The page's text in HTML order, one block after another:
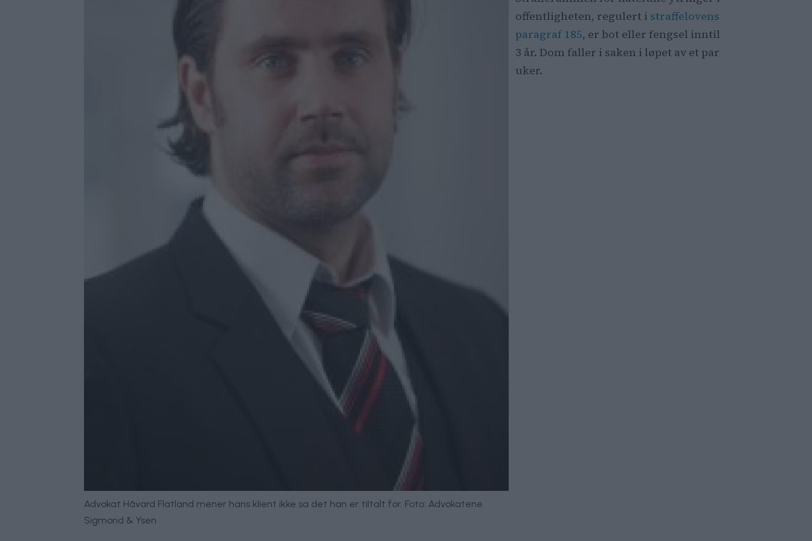
Advokat Håvard Flatland mener hans klient ikke sa det han er tiltalt for. Foto: Advokatene
Sigmond & Ysen
offentligheten, regulert i straffelovens
paragraf 185, er bot eller fengsel inntil
3 år. Dom faller i saken i løpet av et par
uker.